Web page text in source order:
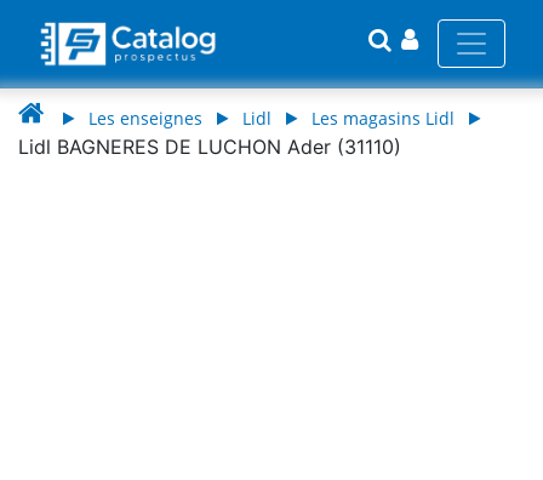
Les enseignes Lidl Les magasins Lidl
Lidl BAGNERES DE LUCHON Ader (31110)